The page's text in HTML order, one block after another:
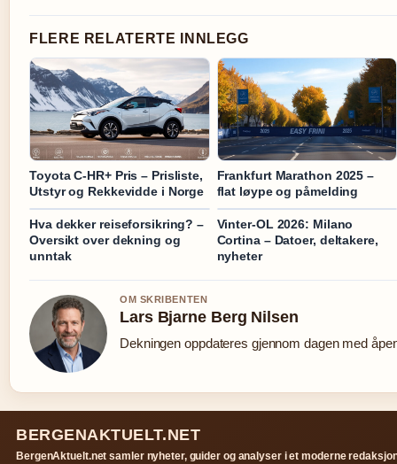
FLERE RELATERTE INNLEGG
Toyota C-HR+ Pris – Prisliste,
Utstyr og Rekkevidde i Norge
Frankfurt Marathon 2025 –
flat løype og påmelding
Hva dekker reiseforsikring? –
Oversikt over dekning og
unntak
Vinter-OL 2026: Milano
Cortina – Datoer, deltakere,
nyheter
OM SKRIBENTEN
Lars Bjarne Berg Nilsen
Dekningen oppdateres gjennom dagen med
BERGENAKTUELT.NET
BergenAktuelt.net samler nyheter, guider og analyser i et moderne